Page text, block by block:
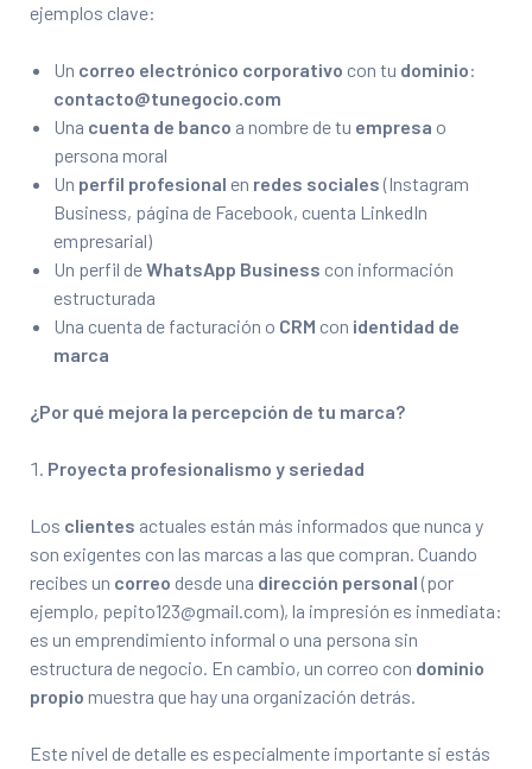
ejemplos clave:
Un correo electrónico corporativo con tu dominio:
contacto@tunegocio.com
Una cuenta de banco a nombre de tu empresa o
persona moral
Un perfil profesional en redes sociales (Instagram
Business, página de Facebook, cuenta LinkedIn
empresarial)
Un perfil deWhatsApp Business con información
estructurada
Una cuenta de facturación o CRM con identidad de
marca
¿Por qué mejora la percepción de tu marca?
Proyecta profesionalismo y seriedad
Los clientes actuales están más informados que nunca y
son exigentes con las marcas a las que compran. Cuando
recibes un correo desde una dirección personal (por
ejemplo, pepito123@gmail.com), la impresión es inmediata:
es un emprendimiento informal o una persona sin
estructura de negocio. En cambio, un correo con dominio
propio muestra que hay una organización detrás.
Este nivel de detalle es especialmente importante si estás